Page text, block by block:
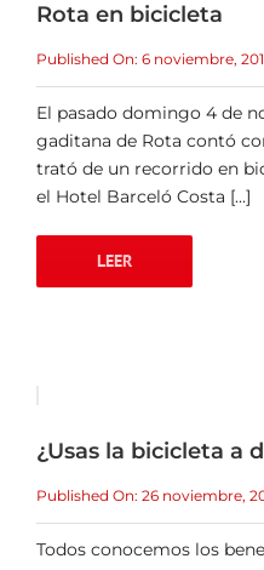
Rota en bicicleta
Published On: 6 noviembre,
El pasado domingo 4 de
gaditana de Rota contó
trató de un recorrido en
el Hotel Barceló Costa [...]
LEER
¿Usas la bicicleta a
Published On: 26 noviembre,
Todos conocemos los